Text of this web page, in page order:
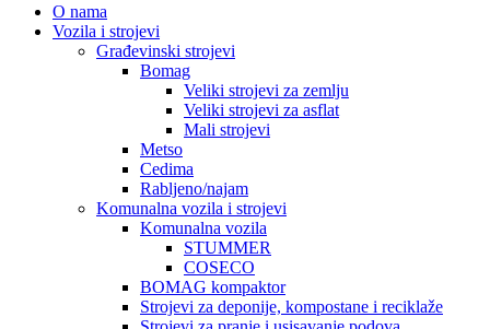
O nama
Vozila i strojevi
Građevinski strojevi
Bomag
Veliki strojevi za zemlju
Veliki strojevi za asflat
Mali strojevi
Metso
Cedima
Rabljeno/najam
Komunalna vozila i strojevi
Komunalna vozila
STUMMER
COSECO
BOMAG kompaktor
Strojevi za deponije, kompostane i reciklaže